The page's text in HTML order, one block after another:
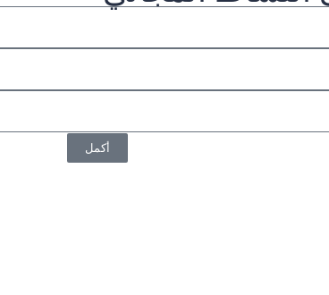
أكمل